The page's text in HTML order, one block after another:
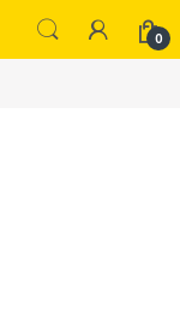
0